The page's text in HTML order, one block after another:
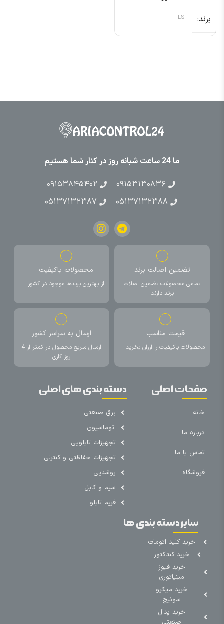
برند LS
ما 24 ساعت شبانه روز در کنار شما هستیم
۰۹۱۵۳۱۳۰۸۳۶
۰۹۱۵۳۸۴۵۴۰۲
۰۵۱۳۷۱۳۲۳۸۸
۰۵۱۳۷۱۳۲۳۸۷
تضمین اصالت برند
تمامی محصولات تضمین اصلات
برند دارند
محصولات باکیفیت
از بهترین برندها موجود در کشور
قیمت مناسب
محصولات باکیفیت را ارزان بخرید
ارسال به سراسر کشور
ارسال سریع محصول در کمتر از 4
روز کاری
صفحات اصلی
خانه
درباره ما
تماس با ما
فروشگاه
دسته بندی های اصلی
برق صنعتی
اتوماسیون
تجهیزات تابلویی
تجهیزات حفاظتی و کنترلی
روشنایی
سیم و کابل
فریم تابلو
سایر دسته بندی ها
خرید کلید اتومات
خرید کنتاکتور
خرید فیوز
مینیاتوری
خرید میکرو
سوئیچ
خرید پدال